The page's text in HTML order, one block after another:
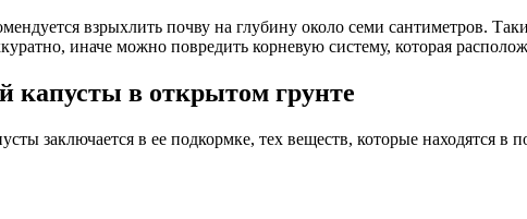
взрыхлить почву на глубину около семи сантиметров.
иначе можно повредить корневую систему, которая
капусты в открытом грунте
заключается в ее подкормке, тех веществ, которые находятся в